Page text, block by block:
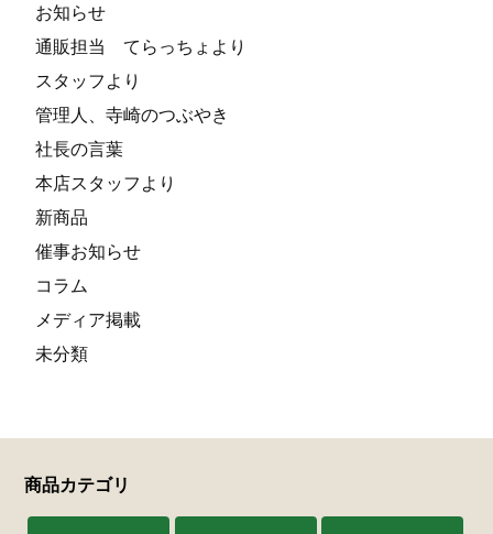
お知らせ
通販担当 てらっちょより
スタッフより
管理人、寺崎のつぶやき
社長の言葉
本店スタッフより
新商品
催事お知らせ
コラム
メディア掲載
未分類
商品カテゴリ